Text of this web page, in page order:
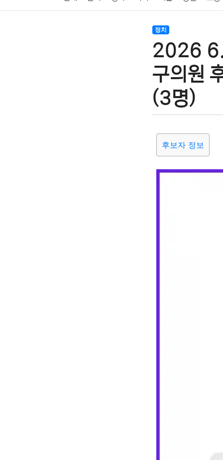
결혼 육아
기술 종교 사회
정치
2026
구의원
(3명)
후보자 정보